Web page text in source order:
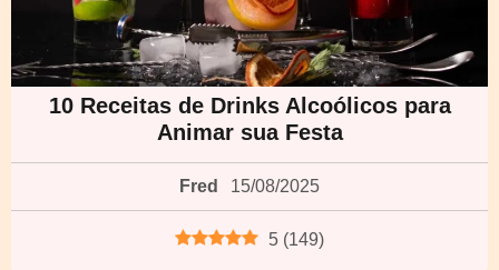
10 Receitas de Drinks Alcoólicos para
Animar sua Festa
Fred 15/08/2025
5 (149)